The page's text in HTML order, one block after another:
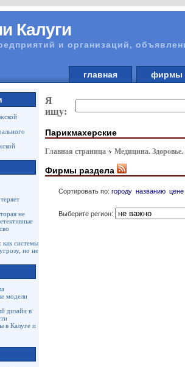
Калуги
и организаций,
главная
не
как системы
но не
модели
дизайн в
в Калуге и
Я
ищу:
Парикмахерские
Главная страница Медицина. Здоровье.
Фирмы раздела
Сортировать по: городу названию цене
Выберите регион: